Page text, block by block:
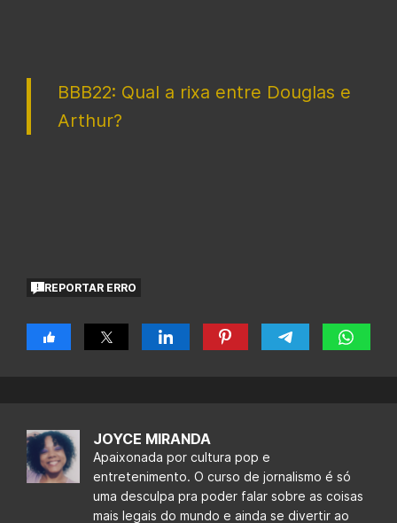
BBB22: Qual a rixa entre Douglas e
Arthur?
REPORTAR ERRO
JOYCE MIRANDA
Apaixonada por cultura pop e
entretenimento. O curso de jornalismo é só
uma desculpa pra poder falar sobre as coisas
mais legais do mundo e ainda se divertir ao